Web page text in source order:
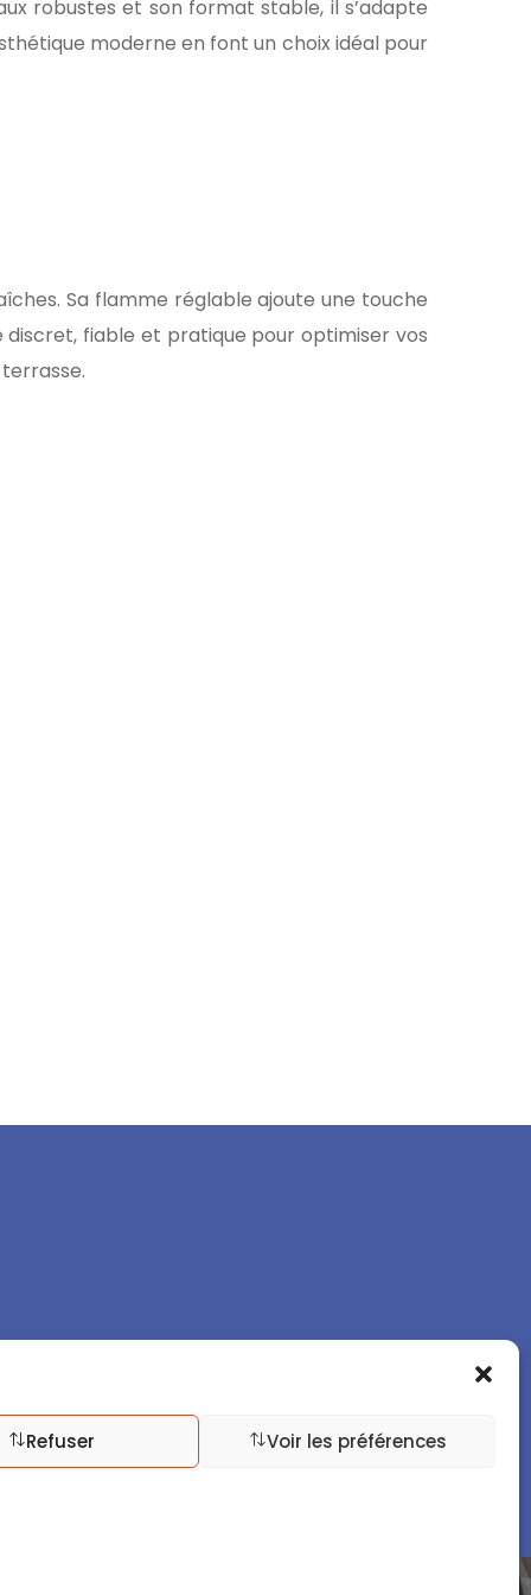
Refuser Voir les préférences
robustes et son format stable, il s’adapte
moderne en font un choix idéal pour
Sa flamme réglable ajoute une touche
discret, fiable et pratique pour optimiser vos